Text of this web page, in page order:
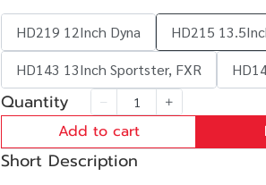
HD219 12Inch Dyna
HD215
HD143 13Inch Sportster, FXR
Quantity
Add to cart
Short Description